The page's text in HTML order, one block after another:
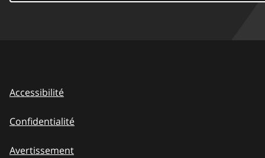
Accessibilité
Confidentialité
Avertissement